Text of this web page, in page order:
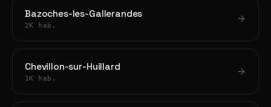
Bazoches-les-Gallerandes
2K hab.
Chevillon-sur-Huillard
1K hab.